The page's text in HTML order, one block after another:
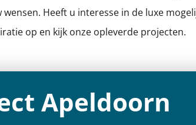
Heeft u interesse in de luxe
op en kijk onze opleverde projecten.
Apeldoorn